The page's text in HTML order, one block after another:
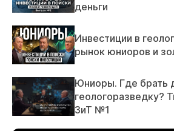
деньги
Инвестиции в
рынок юниоров и
Юниоры. Где брать
геологоразведку?
ЗиТ №1